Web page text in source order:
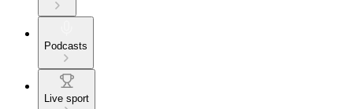
Podcasts
Live sport